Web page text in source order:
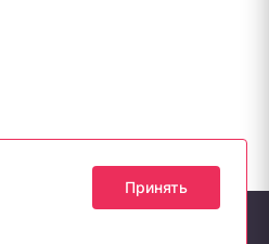
правообладателя и
Принять